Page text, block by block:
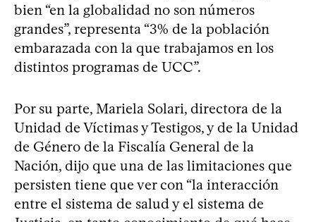
bien “en la globalidad no son números
grandes”, representa “3% de la población
embarazada con la que trabajamos en los
distintos programas de UCC”.
Por su parte, Mariela Solari, directora de la
Unidad de Víctimas y Testigos, y de la Unidad
de Género de la Fiscalía General de la
Nación, dijo que una de las limitaciones que
persisten tiene que ver con “la interacción
entre el sistema de salud y el sistema de